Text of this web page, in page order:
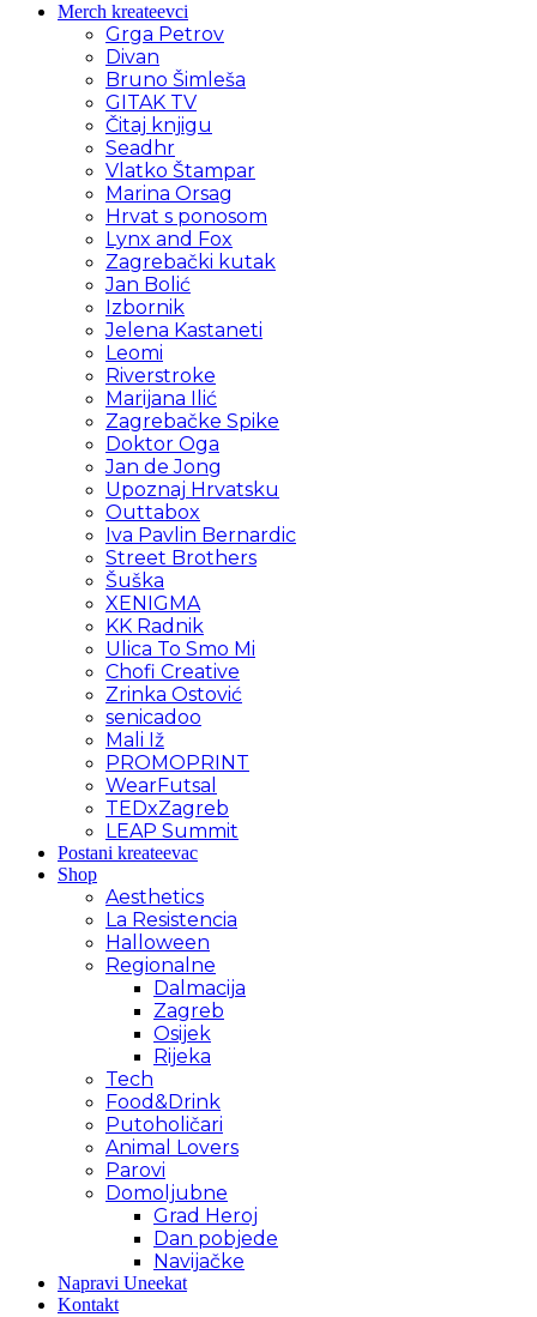
Merch kreateevci
Grga Petrov
Divan
Bruno Šimleša
GITAK TV
Čitaj knjigu
Seadhr
Vlatko Štampar
Marina Orsag
Hrvat s ponosom
Lynx and Fox
Zagrebački kutak
Jan Bolić
Izbornik
Jelena Kastaneti
Leomi
Riverstroke
Marijana Ilić
Zagrebačke Spike
Doktor Oga
Jan de Jong
Upoznaj Hrvatsku
Outtabox
Iva Pavlin Bernardic
Street Brothers
Šuška
XENIGMA
KK Radnik
Ulica To Smo Mi
Chofi Creative
Zrinka Ostović
senicadoo
Mali Iž
PROMOPRINT
WearFutsal
TEDxZagreb
LEAP Summit
Postani kreateevac
Shop
Aesthetics
La Resistencia
Halloween
Regionalne
Dalmacija
Zagreb
Osijek
Rijeka
Tech
Food&Drink
Putoholičari
Animal Lovers
Parovi
Domoljubne
Grad Heroj
Dan pobjede
Navijačke
Napravi Uneekat
Kontakt